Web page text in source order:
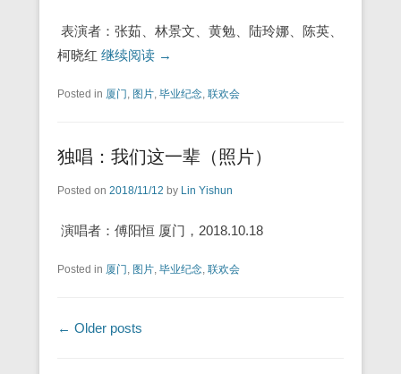
表演者：张茹、林景文、黄勉、陆玲娜、陈英、
柯晓红 继续阅读 →
Posted in 厦门, 图片, 毕业纪念, 联欢会
独唱：我们这一辈（照片）
Posted on 2018/11/12 by Lin Yishun
演唱者：傅阳恒 厦门，2018.10.18
Posted in 厦门, 图片, 毕业纪念, 联欢会
Post navigation
← Older posts